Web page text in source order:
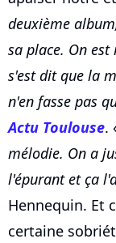
deuxième
sa place. On
s'est dit que la
n'en fasse pas
Actu Toulouse.
mélodie. On a
l'épurant et ça
Hennequin. Et
certaine